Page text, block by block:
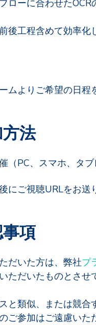
ローに合わせたOCR
後工程含めて効率化
ムよりご希望の日程
法
（PC、スマホ、タブ
にご視聴URLをお送
項
だいた方は、弊社プ
ただいたものとさせ
と類似、または競合
ご参加はご遠慮いた